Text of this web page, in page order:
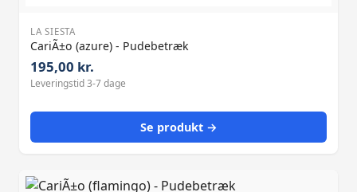
LA SIESTA
CariÃ±o (azure) - Pudebetræk
195,00 kr.
Leveringstid 3-7 dage
Se produkt →